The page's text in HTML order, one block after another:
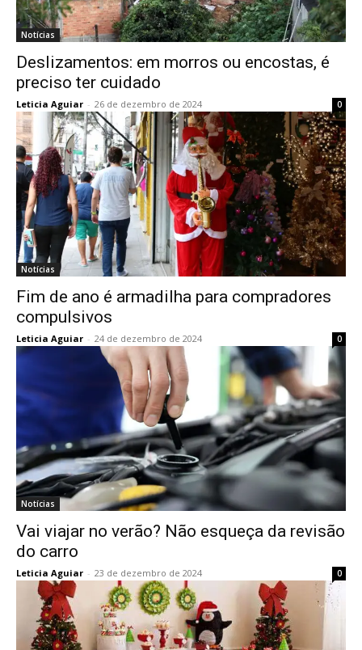
Notícias
Deslizamentos: em morros ou encostas, é
preciso ter cuidado
Leticia Aguiar - 26 de dezembro de 2024 0
Notícias
Fim de ano é armadilha para compradores
compulsivos
Leticia Aguiar - 24 de dezembro de 2024 0
Notícias
Vai viajar no verão? Não esqueça da revisão
do carro
Leticia Aguiar - 23 de dezembro de 2024 0